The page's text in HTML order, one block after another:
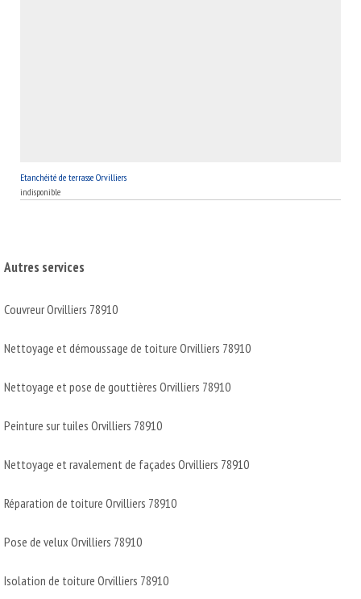
Etanchéité de terrasse Orvilliers
indisponible
Autres services
Couvreur Orvilliers 78910
Nettoyage et démoussage de toiture Orvilliers 78910
Nettoyage et pose de gouttières Orvilliers 78910
Peinture sur tuiles Orvilliers 78910
Nettoyage et ravalement de façades Orvilliers 78910
Réparation de toiture Orvilliers 78910
Pose de velux Orvilliers 78910
Isolation de toiture Orvilliers 78910